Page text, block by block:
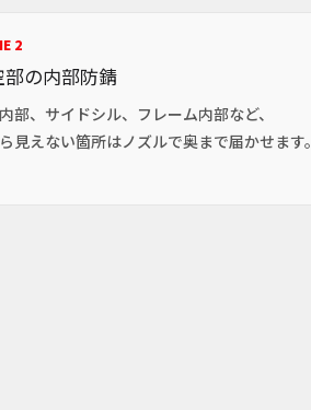
2
部の内部防錆
部、サイドシル、フレーム内部など、
見えない箇所はノズルで奥まで届かせます。